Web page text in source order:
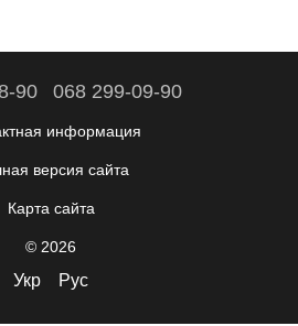
90 068 299-09-90
информация
версия сайта
Карта сайта
© 2026
Укр Рус